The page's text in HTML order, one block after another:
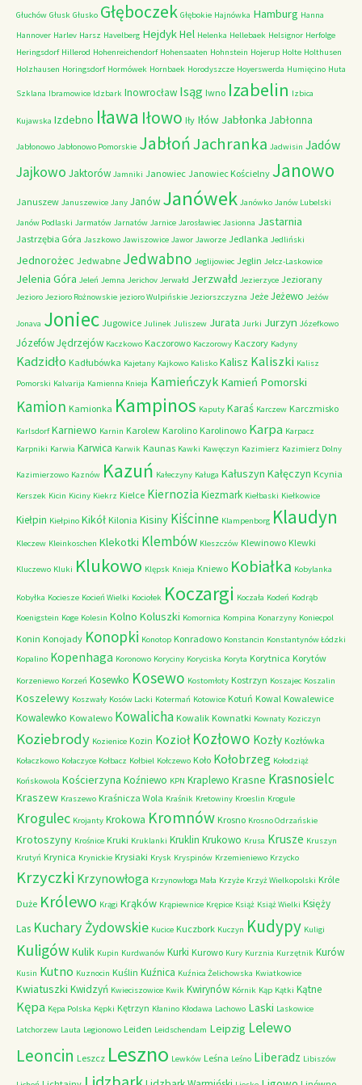
Głuchów Głusk Głusko Głęboczek Głębokie Hajnówka Hamburg Hanna
Hannover Harlev Harsz Havelberg HejdykHel Helenka Hellebaek Helsignor Herfolge
Heringsdorf Hillerod Hohenreichendorf Hohensaaten Hohnstein Hojerup Holte Holthusen
Holzhausen Horingsdorf Hormówek Hornbaek Horodyszcze Hoyerswerda Humięcino Huta
Szklana Ibramowice Idzbark Inowrocław Isąg Iwno Izabelin Izbica
Kujawska Izdebno Iława Iłowo Iły Iłów Jabłonka Jabłonna
Jabłonowo Jabłonowo Pomorskie JabłońJachranka Jadwisin Jadów
Jajkowo Jaktorów Jamniki Janowiec Janowiec Kościelny Janowo
Januszew Januszewice Jany Janów Janówek Janówko Janów Lubelski
Janów Podlaski Jarmatów Jarnatów Jarnice Jarosławiec Jasionna Jastarnia
Jastrzębia Góra Jaszkowo Jawiszowice Jawor Jaworze Jedlanka Jedliński
Jednorożec Jedwabne Jedwabno Jeglijowiec Jeglin Jelcz-Laskowice
Jelenia Góra Jeleń Jemna Jerichov Jerwałd Jerzwałd Jezierzyce Jeziorany
Jezioro Jezioro Rożnowskie jezioro Wulpińskie Jeziorszczyzna Jeże Jeżewo Jeżów
Jonava Joniec Jugowice Julinek Juliszew Jurata Jurki Jurzyn Józefkowo
JózefówJędrzejów Kaczkowo Kaczorowo Kaczorowy Kaczory Kadyny
Kadzidło Kadłubówka Kajetany Kajkowo Kalisko Kalisz Kaliszki Kalisz
Pomorski Kalvarija Kamienna Knieja Kamieńczyk Kamień Pomorski
Kamion Kamionka Kampinos Kaputy Karaś Karczew Karczmisko
Karlsdorf Karniewo Karnin Karolew Karolino Karolinowo Karpa Karpacz
Karpniki Karwia Karwica Karwik Kaunas Kawki Kawęczyn Kazimierz Kazimierz Dolny
Kazimierzowo Kaznów Kazuń Kałeczyny Kaługa Kałuszyn Kałęczyn Kcynia
Kerszek Kicin Kiciny Kiekrz Kielce Kiernozia Kiezmark Kiełbaski Kiełkowice
Kiełpin Kiełpino Kikół Kilonia Kisiny Kiścinne Klampenborg Klaudyn
Kleczew Kleinkoschen Klekotki Klembów Kleszczów Klewinowo Klewki
Kluczewo Kluki Klukowo Klępsk Knieja Kniewo Kobiałka Kobylanka
Kobyłka Kociesze Kocień Wielki Kociołek Koczargi Koczała Kodeń Kodrąb
Koenigstein Koge Kolesin Kolno Koluszki Komornica Kompina Konarzyny Koniecpol
Konin Konojady Konopki Konotop Konradowo Konstancin Konstantynów Łódzki
Kopalino Kopenhaga Koronowo Koryciny Koryciska Koryta Korytnica Korytów
Korzeniewo Korzeń Kosewko Kosewo Kostomłoty Kostrzyn Koszajec Koszalin
Koszelewy Koszwały Kosów Lacki Kotermań Kotowice Kotuń Kowal Kowalewice
Kowalewko Kowalewo Kowalicha Kowalik Kownatki Kownaty Koziczyn
Koziebrody Kozienice Kozin Kozioł Kozłowo Kozły Kozłówka
Kołaczkowo Kołaczyce Kołbacz Kołbiel Kołczewo Koło Kołobrzeg Kołodziąż
Końskowola Kościerzyna Koźniewo KPN Kraplewo Krasne Krasnosielc
Kraszew Kraszewo Kraśnicza Wola Kraśnik Kretowiny Kroeslin Krogule
Krogulec Krojanty Krokowa Kromnów Krosno Krosno Odrzańskie
Krotoszyny Krośnice Kruki Kruklanki Kruklin Krukowo Krusa Krusze Kruszyn
Krutyń Krynica Krynickie Krysiaki Krysk Kryspinów Krzemieniewo Krzycko
Krzyczki Krzynowłoga Krzynowłoga Mała Krzyże Krzyż Wielkopolski Króle
Duże Królewo Krągi Krąków Krąpiewnice Krępice Książ Książ Wielki Księży
Las Kuchary Żydowskie Kucice Kuczbork Kuczyn Kudypy Kuligi
KuligówKulik Kupin Kurdwanów Kurki Kurowo Kury Kurznia Kurzętnik Kurów
Kusin Kutno Kuznocin Kuślin Kuźnica Kuźnica Żelichowska Kwiatkowice
Kwiatuszki Kwidzyń Kwieciszowice Kwik Kwirynów Kórnik Kąp Kątki Kątne
Kępa Kępa Polska Kępki Kętrzyn Kłanino Kłodawa Lachowo Laski Laskowice
Latchorzew Lauta Legionowo Leiden Leidschendam Leipzig Lelewo
Leoncin Leszcz Leszno Lewków Leśna Leśno Liberadz Libiszów